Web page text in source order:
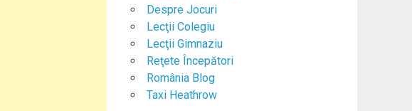
Despre Jocuri
Lecţii Colegiu
Lecţii Gimnaziu
Reţete Începători
România Blog
Taxi Heathrow